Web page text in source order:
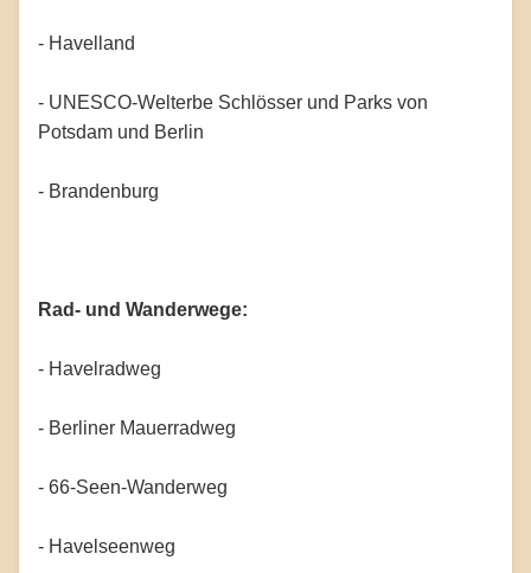
- Havelland
- UNESCO-Welterbe Schlösser und Parks von
Potsdam und Berlin
- Brandenburg
Rad- und Wanderwege:
- Havelradweg
- Berliner Mauerradweg
- 66-Seen-Wanderweg
- Havelseenweg